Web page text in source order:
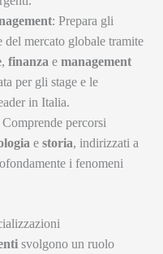
: Prepara gli
del mercato globale tramite
, finanza e management
per gli stage e le
in Italia.
Comprende percorsi
e storia, indirizzati a
i fenomeni
svolgono un ruolo